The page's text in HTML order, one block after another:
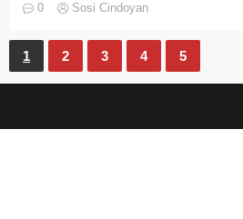
tepelerdeki sapsarı katırtırnakları,
papatyaları, o yemyeşil, o rengârenk
ağaçların...
0 Sosi Cindoyan
1 2 3 4 5